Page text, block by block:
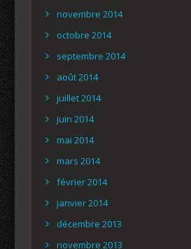
novembre 2014
octobre 2014
septembre 2014
août 2014
juillet 2014
juin 2014
mai 2014
mars 2014
février 2014
janvier 2014
décembre 2013
novembre 2013